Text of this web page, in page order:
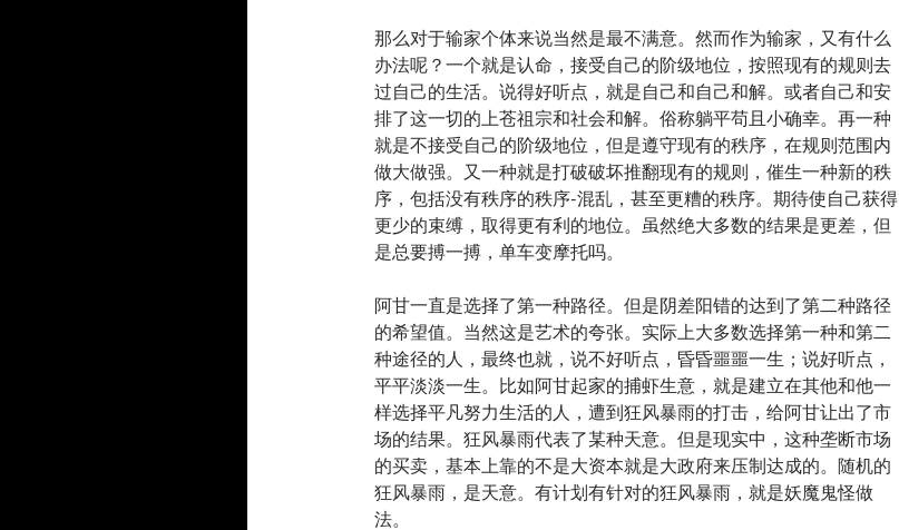
那么对于输家个体来说当然是最不满意。然而作为输家，又有什么
办法呢？一个就是认命，接受自己的阶级地位，按照现有的规则去
过自己的生活。说得好听点，就是自己和自己和解。或者自己和安
排了这一切的上苍祖宗和社会和解。俗称躺平苟且小确幸。再一种
就是不接受自己的阶级地位，但是遵守现有的秩序，在规则范围内
做大做强。又一种就是打破破坏推翻现有的规则，催生一种新的秩
序，包括没有秩序的秩序-混乱，甚至更糟的秩序。期待使自己获得
更少的束缚，取得更有利的地位。虽然绝大多数的结果是更差，但
是总要搏一搏，单车变摩托吗。
阿甘一直是选择了第一种路径。但是阴差阳错的达到了第二种路径
的希望值。当然这是艺术的夸张。实际上大多数选择第一种和第二
种途径的人，最终也就，说不好听点，昏昏噩噩一生；说好听点，
平平淡淡一生。比如阿甘起家的捕虾生意，就是建立在其他和他一
样选择平凡努力生活的人，遭到狂风暴雨的打击，给阿甘让出了市
场的结果。狂风暴雨代表了某种天意。但是现实中，这种垄断市场
的买卖，基本上靠的不是大资本就是大政府来压制达成的。随机的
狂风暴雨，是天意。有计划有针对的狂风暴雨，就是妖魔鬼怪做
法。